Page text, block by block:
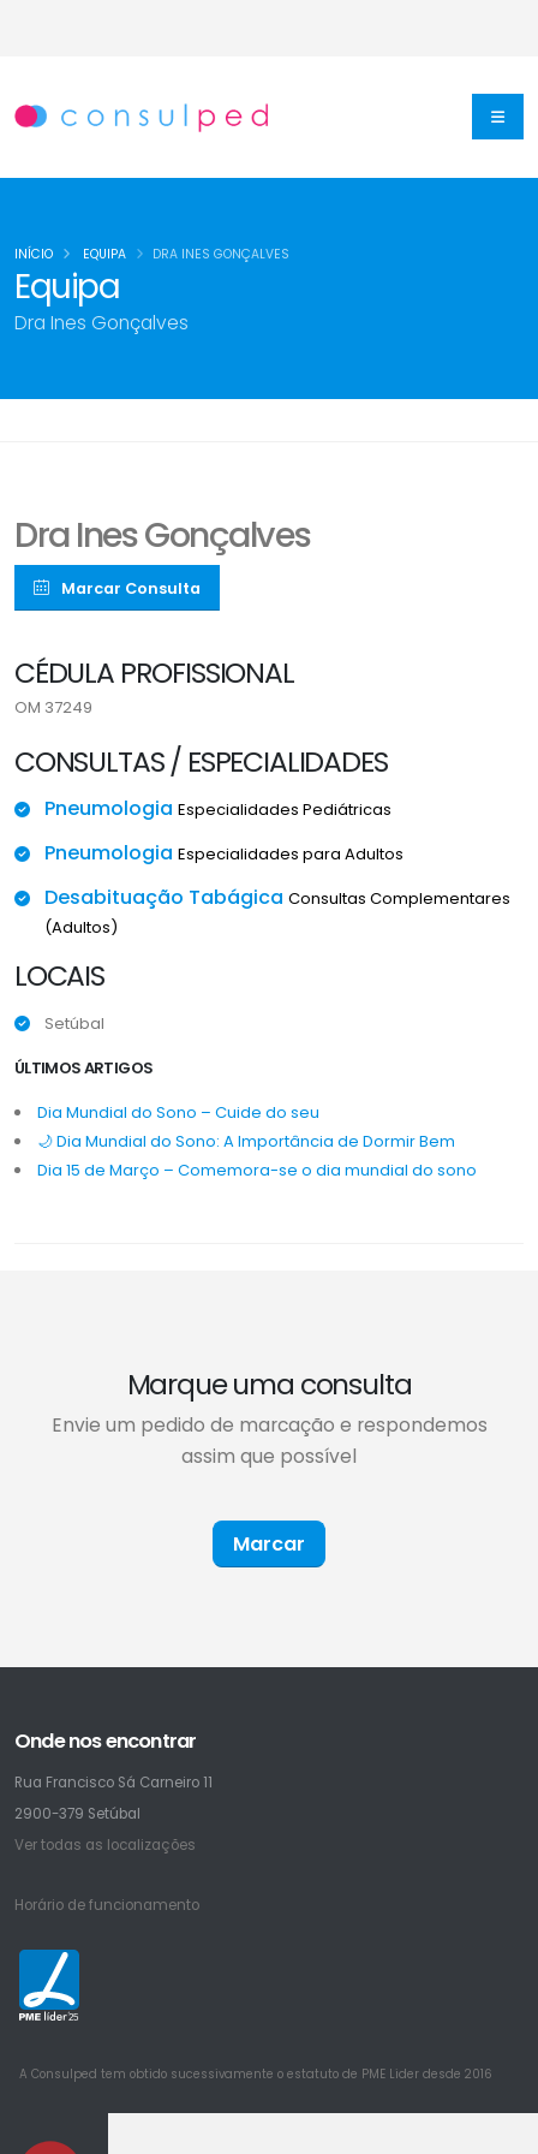
Equipa
Dra Ines Gonçalves
INÍCIO EQUIPA DRA INES GONÇALVES
Dra Ines Gonçalves
Marcar Consulta
CÉDULA PROFISSIONAL
OM 37249
CONSULTAS / ESPECIALIDADES
Pneumologia Especialidades Pediátricas
Pneumologia Especialidades para Adultos
Desabituação Tabágica Consultas Complementares
(Adultos)
LOCAIS
Setúbal
ÚLTIMOS ARTIGOS
Dia Mundial do Sono – Cuide do seu
🌙 Dia Mundial do Sono: A Importância de Dormir Bem
Dia 15 de Março – Comemora-se o dia mundial do sono
Marque uma consulta
Envie um pedido de marcação e respondemos
assim que possível
Marcar
Onde nos encontrar
Rua Francisco Sá Carneiro 11
2900-379 Setúbal
Ver todas as localizações
Horário de funcionamento
25
A Consulped tem obtido sucessivamente o estatuto de PME Lider desde 2016